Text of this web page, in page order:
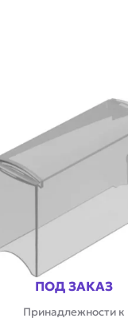
ПОД ЗАКАЗ
Принадлежности к